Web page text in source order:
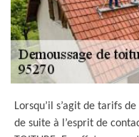
Lorsqu’il s’agit de tarifs
de suite à l’esprit de